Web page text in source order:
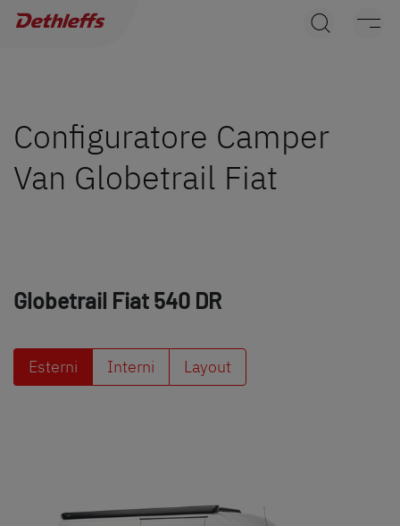
Camper
Camper Van
Dethleffs
Concessionari
Configuratore Camper
Van Globetrail Fiat
Globetrail Fiat 540 DR
Esterni Interni Layout